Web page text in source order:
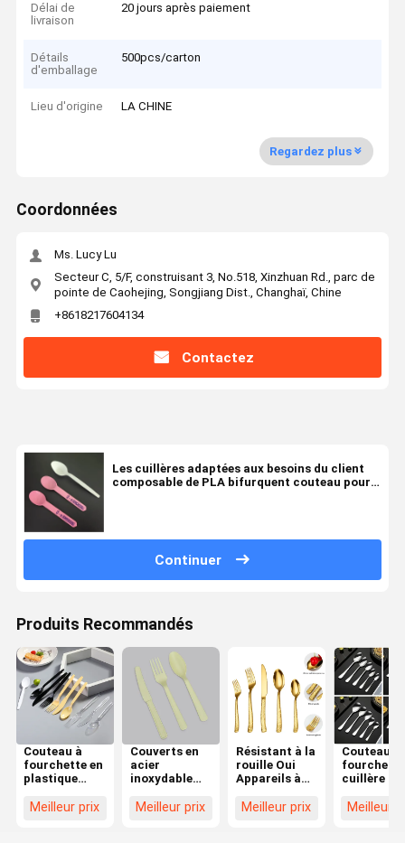
Délai de
livraison
20 jours après paiement
Détails
d'emballage
500pcs/carton
Lieu d'origine LA CHINE
Regardez plus
Coordonnées
Ms. Lucy Lu
Secteur C, 5/F, construisant 3, No.518, Xinzhuan Rd., parc de
pointe de Caohejing, Songjiang Dist., Changhaï, Chine
+8618217604134
Contactez
Les cuillères adaptées aux besoins du client
composable de PLA bifurquent couteau pour
Continuer
Produits Recommandés
Couteau à
fourchette en
plastique
logo
Meilleur prix
Couverts en
acier
inoxydable
nettoyage
Meilleur prix
Résistant à la
rouille Oui
Appareils à
une grande
Meilleur prix
Couteau à
cuillère de
avec une
Meilleur